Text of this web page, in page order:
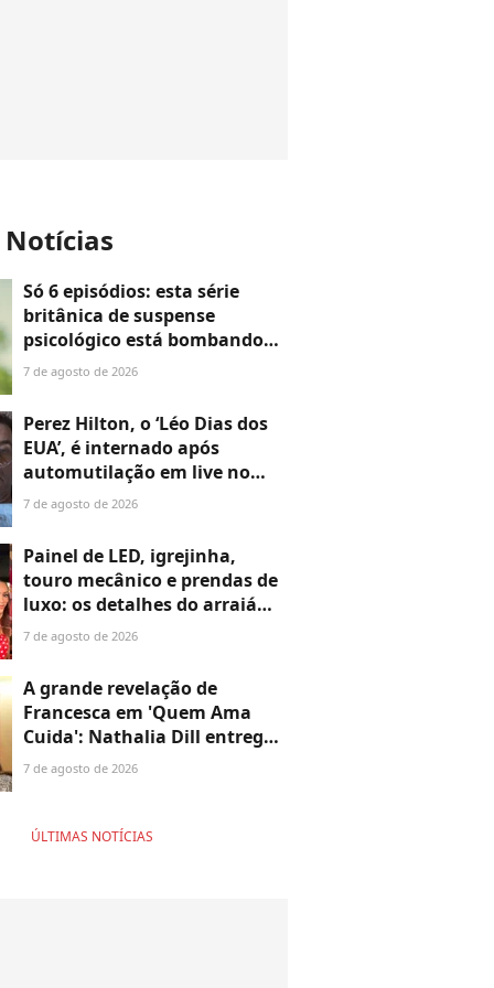
Só 6 episódios: esta série
britânica de suspense
psicológico está bombando
na Netflix
7 de agosto de 2026
Perez Hilton, o ‘Léo Dias dos
EUA’, é internado após
automutilação em live no
TikTok; blogueiro que fez
grave crise aos 48 anos
7 de agosto de 2026
Painel de LED, igrejinha,
touro mecânico e prendas de
luxo: os detalhes do arraiá
fora de época de Neymar e
apenas 48 horas
7 de agosto de 2026
A grande revelação de
Francesca em 'Quem Ama
Cuida': Nathalia Dill entrega
destino da 'fantasma' e
7 de agosto de 2026
ÚLTIMAS NOTÍCIAS